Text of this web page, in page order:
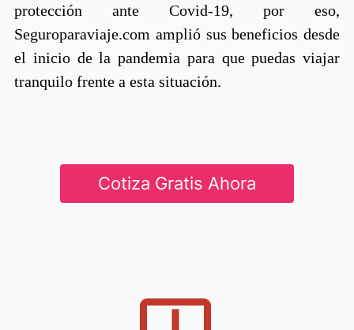
protección ante Covid-19, por eso,
Seguroparaviaje.com amplió sus beneficios desde
el inicio de la pandemia para que puedas viajar
tranquilo frente a esta situación.
Cotiza Gratis Ahora